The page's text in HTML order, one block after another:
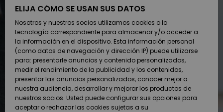
Zapatos y
chanclas
Surf
Snow
Zapatos y
chanclas
Surf
Snow
Destacados
Snow
SURF
Highlights
Comunidad
SNOW
Snow Niños
Tienda
Snow Mujer
Destacados
DOBLE
PROMO
Outlet
Mujer
Devoluciones
Pago
Tarjeta de
regalo
Quiksilver
Freedom
ELIJA CÓMO SE USAN SUS DATOS
Nosotros y nuestros socios utilizamos cookies o la
tecnología correspondiente para almacenar y/o acceder a
la información en el dispositivo. Esta información personal
(como datos de navegación y dirección IP) puede utilizarse
para: presentarle anuncios y contenido personalizados,
medir el rendimiento de la publicidad y los contenidos,
presentar las anuncios personalizados, conocer mejor a
nuestra audiencia, desarrollar y mejorar los productos de
nuestros socios. Usted puede configurar sus opciones para
aceptar o rechazar las cookies sujetas a su